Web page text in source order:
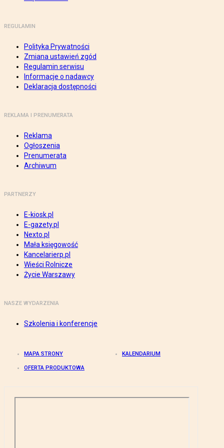
REGULAMIN
Polityka Prywatności
Zmiana ustawień zgód
Regulamin serwisu
Informacje o nadawcy
Deklaracja dostępności
REKLAMA I PRENUMERATA
Reklama
Ogłoszenia
Prenumerata
Archiwum
PARTNERZY
E-kiosk.pl
E-gazety.pl
Nexto.pl
Mała księgowość
Kancelarierp.pl
Wieści Rolnicze
Życie Warszawy
NASZE WYDARZENIA
Szkolenia i konferencje
MAPA STRONY KALENDARIUM
OFERTA PRODUKTOWA